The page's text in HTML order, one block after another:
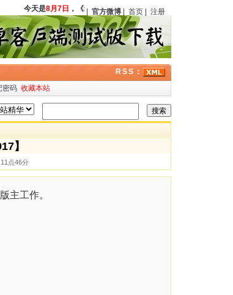
今天是8月7日 ， 《绣像小说》（中国）第六期刊载《银光马案》
官方微博 首页 注册
RSS：
密码 收藏本站
】
点46分
主工作。